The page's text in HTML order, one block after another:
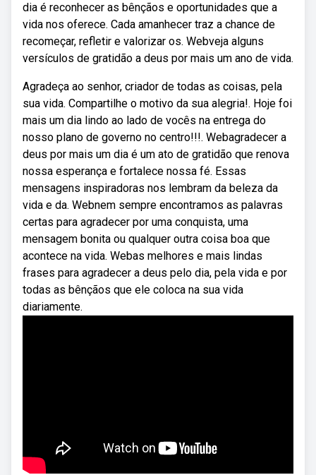
dia é reconhecer as bênçãos e oportunidades que a
vida nos oferece. Cada amanhecer traz a chance de
recomeçar, refletir e valorizar os. Webveja alguns
versículos de gratidão a deus por mais um ano de vida.
Agradeça ao senhor, criador de todas as coisas, pela
sua vida. Compartilhe o motivo da sua alegria!. Hoje foi
mais um dia lindo ao lado de vocês na entrega do
nosso plano de governo no centro!!!. Webagradecer a
deus por mais um dia é um ato de gratidão que renova
nossa esperança e fortalece nossa fé. Essas
mensagens inspiradoras nos lembram da beleza da
vida e da. Webnem sempre encontramos as palavras
certas para agradecer por uma conquista, uma
mensagem bonita ou qualquer outra coisa boa que
acontece na vida. Webas melhores e mais lindas
frases para agradecer a deus pelo dia, pela vida e por
todas as bênçãos que ele coloca na sua vida
diariamente.